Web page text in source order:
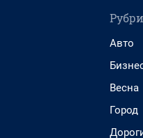
Авто
Весна
Город